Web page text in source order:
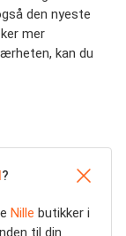
den nyeste
mer
kan du
?
Nille butikker i
til din